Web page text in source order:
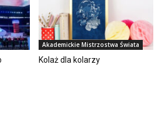
Akademickie Mistrzostwa Świata
Kolaż dla kolarzy